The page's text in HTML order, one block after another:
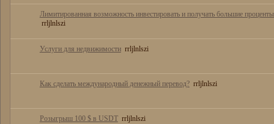
Лимитированная возможность инвестировать и получать большие
rrljlnlszi
Услуги для недвижимости rrljlnlszi
Как сделать международный денежный перевод? rrljlnlszi
Розыгрыш 100 $ в USDT rrljlnlszi